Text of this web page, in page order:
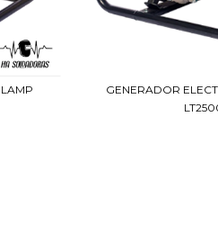
GENERADOR